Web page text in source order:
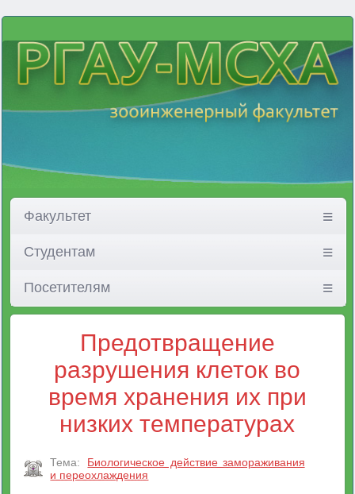
Факультет
Студентам
Посетителям
Предотвращение
разрушения клеток во
время хранения их при
низких температурах
Тема:
Биологическое действие замораживания
и переохлаждения